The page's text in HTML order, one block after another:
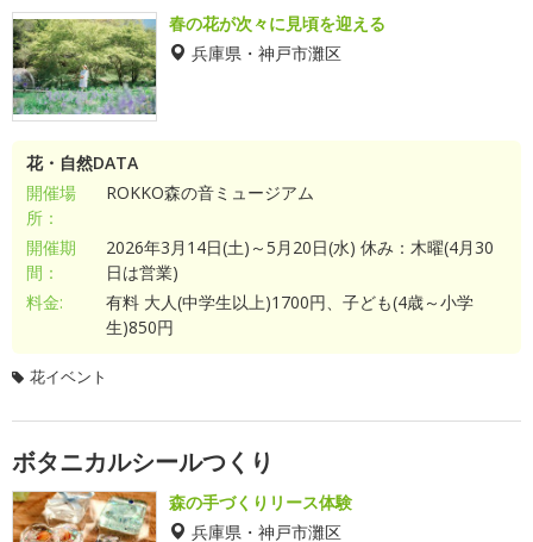
春の花が次々に見頃を迎える
兵庫県・神戸市灘区
花・自然DATA
開催場
所：
ROKKO森の音ミュージアム
開催期
間：
2026年3月14日(土)～5月20日(水) 休み：木曜(4月30
日は営業)
料金:
有料 大人(中学生以上)1700円、子ども(4歳～小学
生)850円
花イベント
ボタニカルシールつくり
森の手づくりリース体験
兵庫県・神戸市灘区